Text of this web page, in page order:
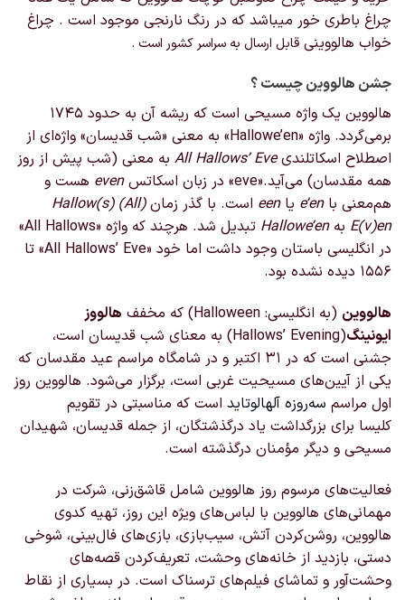
چراغ باطری خور میباشد که در رنگ نارنجی موجود است . چراغ
خواب هالووینی قابل ارسال به سراسر کشور است .
جشن هالووین چیست ؟
هالووین یک واژه مسیحی است که ریشه آن به حدود ۱۷۴۵
برمی‌گردد. واژه «Hallowe’en» به معنی «شب قدیسان» واژه‌ای از
اصطلاح اسکاتلندیAll Hallows’ Eve به معنی (شب پیش از روز
همه مقدسان) می‌آید.«eve» در زبان اسکاتس
even هست و
هم‌معنی باe’en یاeen است. با گذر زمان
(All) Hallow(s)
E(v)en بهHallowe’en
تبدیل شد. هرچند که واژه «All Hallows»
در انگلیسی باستان وجود داشت اما خود «All Hallows’ Eve» تا
۱۵۵۶ دیده نشده بود.
هالووین (به انگلیسی: Halloween) که مخفف هالووز
ایونینگ
(Hallows’ Evening) به معنای شب قدیسان است،
جشنی است که در ۳۱ اکتبر و در شامگاه مراسم عید مقدسان که
یکی از آیین‌های مسیحیت غربی است، برگزار می‌شود. هالووین روز
اول مراسم سه‌روزه آلهالوتاید است که مناسبتی در تقویم
کلیسا برای بزرگداشت یاد درگذشتگان، از جمله قدیسان، شهیدان
مسیحی و دیگر مؤمنان درگذشته است.
فعالیت‌های مرسوم روز هالووین شامل قاشق‌زنی، شرکت در
مهمانی‌های هالووین با لباس‌های ویژه این روز، تهیه کدوی
هالووین، روشن‌کردن آتش، سیب‌بازی، بازی‌های فال‌بینی، شوخی
دستی، بازدید از خانه‌های وحشت، تعریف‌کردن قصه‌های
وحشت‌آور و تماشای فیلم‌های ترسناک است. در بسیاری از نقاط